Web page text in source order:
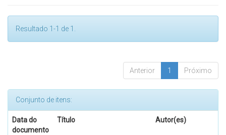
Resultado 1-1 de 1.
Anterior 1 Próximo
Conjunto de itens:
Data do
documento
Título Autor(es)